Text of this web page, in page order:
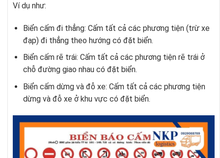
Ví dụ như:
Biển cấm đi thẳng: Cấm tất cả các phương tiện (trừ xe
đạp) đi thẳng theo hướng có đặt biển.
Biển cấm rẽ trái: Cấm tất cả các phương tiện rẽ trái ở
chỗ đường giao nhau có đặt biển.
Biển cấm dừng và đỗ xe: Cấm tất cả các phương tiện
dừng và đỗ xe ở khu vực có đặt biển.